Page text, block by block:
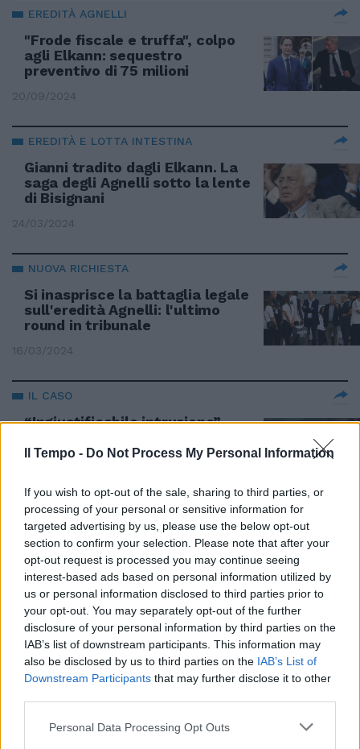
Il Tempo - Do Not Process My Personal Information
If you wish to opt-out of the sale, sharing to third parties, or
processing of your personal or sensitive information for
targeted advertising by us, please use the below opt-out
section to confirm your selection. Please note that after your
opt-out request is processed you may continue seeing
interest-based ads based on personal information utilized by
us or personal information disclosed to third parties prior to
your opt-out. You may separately opt-out of the further
disclosure of your personal information by third parties on the
IAB’s list of downstream participants. This information may
also be disclosed by us to third parties on the IAB’s List of
Downstream Participants that may further disclose it to other
Personal Data Processing Opt Outs
EREDITÀ AGNELLI
"Frode fiscale e truffa", colpo
agli Elkann: sequestro
preventivo di 75 milioni
20/09/2024
EREDITÀ E LOTTA INTESTINA
Gianni tradito dagli Elkann. La
saga degli Agnelli sotto la lente
di Bisignani
24/03/2024
NUOVA RICHIESTA
Si inasprisce la battaglia legale
sull'eredità Agnelli: l'ultimo
round in tribunale
16/03/2024
IL CASO
“Ingiustificabile intrusione”,
la querela
PERQUISIZIONI
Decine di opere d’arte nascoste
al Fisco? Fari sui quadri degli
Agnelli
12/03/2024
INCHIESTA TORINO
Eredità Agnelli, i domestici
su Marella
11/03/2024